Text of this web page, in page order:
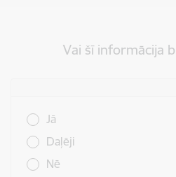
Vai šī informācija
Jā
Daļēji
Nē